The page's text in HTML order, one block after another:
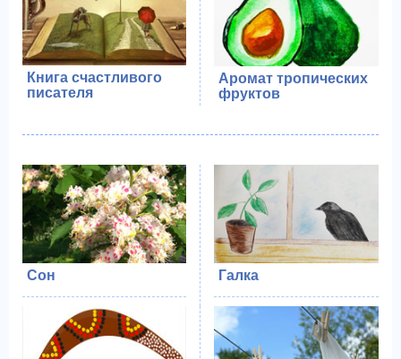
Книга счастливого
писателя
Аромат тропических
фруктов
Сон Галка